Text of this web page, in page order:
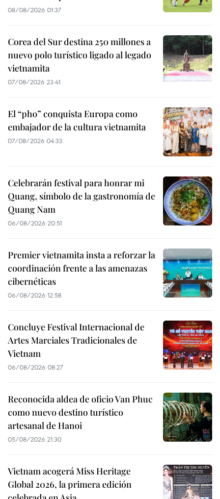
08/08/2026 01:37
Corea del Sur destina 250 millones a
nuevo polo turístico ligado al legado
vietnamita
07/08/2026 23:41
El “pho” conquista Europa como
embajador de la cultura vietnamita
07/08/2026 04:33
Celebrarán festival para honrar mi
Quang, símbolo de la gastronomía de
Quang Nam
06/08/2026 20:51
Premier vietnamita insta a reforzar la
coordinación frente a las amenazas
cibernéticas
06/08/2026 12:58
Concluye Festival Internacional de
Artes Marciales Tradicionales de
Vietnam
06/08/2026 08:27
Reconocida aldea de oficio Van Phuc
como nuevo destino turístico
artesanal de Hanoi
05/08/2026 21:30
Vietnam acogerá Miss Heritage
Global 2026, la primera edición